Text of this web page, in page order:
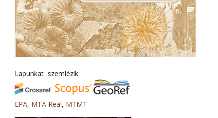
Lapunkat szemlézik:
EPA, MTA Real, MTMT